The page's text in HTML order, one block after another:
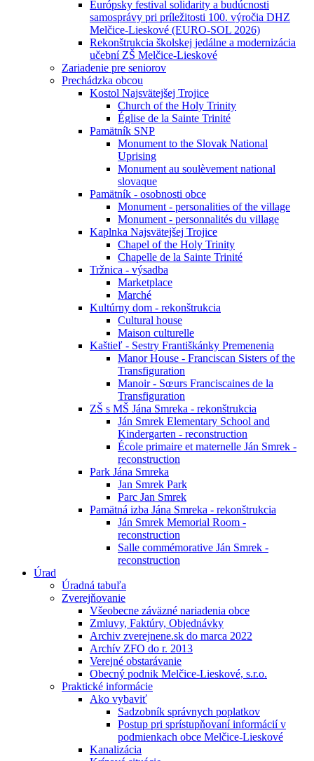
Európsky festival solidarity a budúcnosti
samosprávy pri príležitosti 100. výročia DHZ
Melčice-Lieskové (EURO-SOL 2026)
Rekonštrukcia školskej jedálne a modernizácia
učební ZŠ Melčice-Lieskové
Zariadenie pre seniorov
Prechádzka obcou
Kostol Najsvätejšej Trojice
Church of the Holy Trinity
Église de la Sainte Trinité
Pamätník SNP
Monument to the Slovak National
Uprising
Monument au soulèvement national
slovaque
Pamätník - osobnosti obce
Monument - personalities of the village
Monument - personnalités du village
Kaplnka Najsvätejšej Trojice
Chapel of the Holy Trinity
Chapelle de la Sainte Trinité
Tržnica - výsadba
Marketplace
Marché
Kultúrny dom - rekonštrukcia
Cultural house
Maison culturelle
Kaštieľ - Sestry Františkánky Premenenia
Manor House - Franciscan Sisters of the
Transfiguration
Manoir - Sœurs Franciscaines de la
Transfiguration
ZŠ s MŠ Jána Smreka - rekonštrukcia
Ján Smrek Elementary School and
Kindergarten - reconstruction
École primaire et maternelle Ján Smrek -
reconstruction
Park Jána Smreka
Jan Smrek Park
Parc Jan Smrek
Pamätná izba Jána Smreka - rekonštrukcia
Ján Smrek Memorial Room -
reconstruction
Salle commémorative Ján Smrek -
reconstruction
Úrad
Úradná tabuľa
Zverejňovanie
Všeobecne záväzné nariadenia obce
Zmluvy, Faktúry, Objednávky
Archiv zverejnene.sk do marca 2022
Archív ZFO do r. 2013
Verejné obstarávanie
Obecný podnik Melčice-Lieskové, s.r.o.
Praktické informácie
Ako vybaviť
Sadzobník správnych poplatkov
Postup pri sprístupňovaní informácií v
podmienkach obce Melčice-Lieskové
Kanalizácia